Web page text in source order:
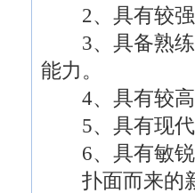
2、具有较强
3、具备熟练
能力。
4、具有较高
5、具有现代
6、具有敏锐
扑面而来的新